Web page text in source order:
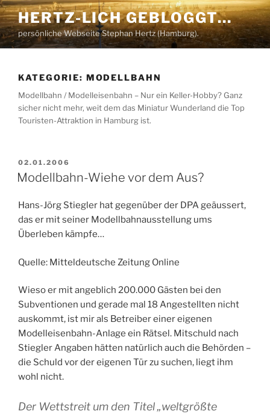
Zum
Inhalt
springen
HERTZ-LICH GEBLOGGT…
persönliche Webseite Stephan Hertz (Hamburg).
KATEGORIE: MODELLBAHN
Modellbahn / Modelleisenbahn – Nur ein Keller-Hobby? Ganz
sicher nicht mehr, weit dem das Miniatur Wunderland die Top
Touristen-Attraktion in Hamburg ist.
VERÖFFENTLICHT
AM
02.01.2006
Modellbahn-Wiehe vor dem Aus?
Hans-Jörg Stiegler hat gegenüber der DPA geäussert,
das er mit seiner Modellbahnausstellung ums
Überleben kämpfe…
Quelle: Mitteldeutsche Zeitung Online
Wieso er mit angeblich 200.000 Gästen bei den
Subventionen und gerade mal 18 Angestellten nicht
auskommt, ist mir als Betreiber einer eigenen
Modelleisenbahn-Anlage ein Rätsel. Mitschuld nach
Stiegler Angaben hätten natürlich auch die Behörden –
die Schuld vor der eigenen Tür zu suchen, liegt ihm
wohl nicht.
Der Wettstreit um den Titel „weltgrößte